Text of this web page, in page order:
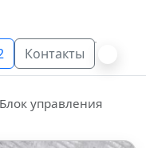
Контакты
Блок управления